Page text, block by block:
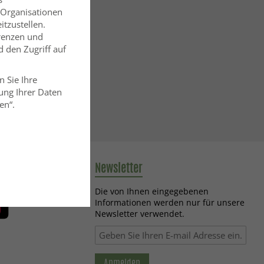
Newsletter
Die von Ihnen eingegebenen
Informationen werden nur für unsere
Newsletter verwendet.
und
den Zugriff auf
Sie Ihre
Ihrer Daten